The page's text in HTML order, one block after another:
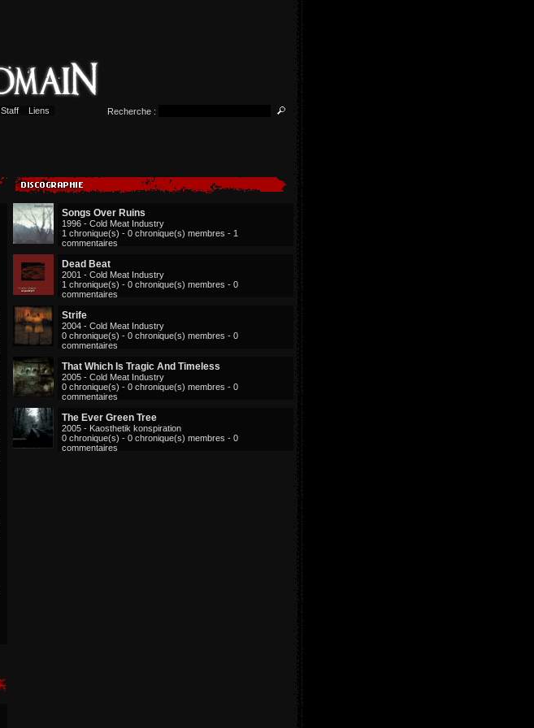
Staff Liens Recherche :
Songs Over Ruins
1996 - Cold Meat Industry
1 chronique(s) - 0 chronique(s) membres - 1
commentaires
Dead Beat
2001 - Cold Meat Industry
1 chronique(s) - 0 chronique(s) membres - 0
commentaires
Strife
2004 - Cold Meat Industry
0 chronique(s) - 0 chronique(s) membres - 0
commentaires
That Which Is Tragic And Timeless
2005 - Cold Meat Industry
0 chronique(s) - 0 chronique(s) membres - 0
commentaires
The Ever Green Tree
2005 - Kaosthetik konspiration
0 chronique(s) - 0 chronique(s) membres - 0
commentaires